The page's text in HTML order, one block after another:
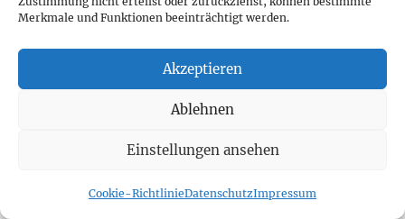
Merkmale und Funktionen beeinträchtigt werden.
Akzeptieren
Ablehnen
Einstellungen ansehen
Cookie-RichtlinieDatenschutzImpressum
Cookie-Richtlinie (EU)